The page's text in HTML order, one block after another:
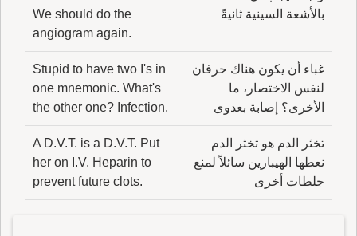
بالأشعة السينية ثانيةً
We should do the
angiogram again.
غباء أن يكون هناك حرفان
لنفس الاختصار، ما
الأخرى؟ إصابة بعدوى
Stupid to have two I's in
one mnemonic. What's
the other one? Infection.
تخثر الدم هو تخثر الدم
نعطها الهيبارين سائلاً لمنع
جلطات أخرى
A D.V.T. is a D.V.T. Put
her on I.V. Heparin to
prevent future clots.